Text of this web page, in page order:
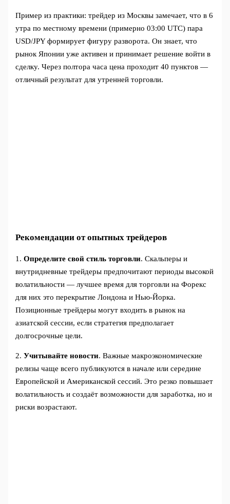
Пример из практики: трейдер из Москвы замечает, что в 6
утра по местному времени (примерно 03:00 UTC) пара
USD/JPY формирует фигуру разворота. Он знает, что
рынок Японии уже активен и принимает решение войти в
сделку. Через полтора часа цена проходит 40 пунктов —
отличный результат для утренней торговли.
Рекомендации от опытных трейдеров
1.Определите свой стиль торговли. Скальперы и
внутридневные трейдеры предпочитают периоды высокой
волатильности — лучшее время для торговли на Форекс
для них это перекрытие Лондона и Нью-Йорка.
Позиционные трейдеры могут входить в рынок на
азиатской сессии, если стратегия предполагает
долгосрочные цели.
2.Учитывайте новости. Важные макроэкономические
релизы чаще всего публикуются в начале или середине
Европейской и Американской сессий. Это резко повышает
волатильность и создаёт возможности для заработка, но и
риски возрастают.